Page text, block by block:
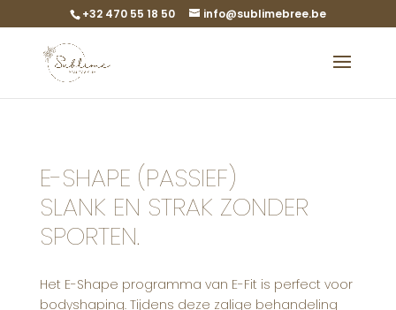
+32 470 55 18 50 info@sublimebree.be
E-SHAPE (PASSIEF)
SLANK EN STRAK ZONDER
SPORTEN.
Het E-Shape programma van E-Fit is perfect voor
bodyshaping. Tijdens deze zalige behandeling